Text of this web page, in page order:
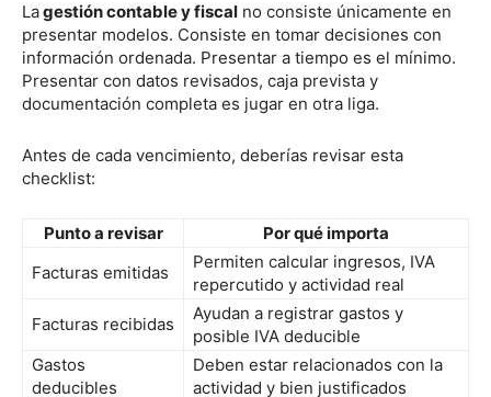
Lagestión contable y fiscal no consiste únicamente en
presentar modelos. Consiste en tomar decisiones con
información ordenada. Presentar a tiempo es el mínimo.
Presentar con datos revisados, caja prevista y
documentación completa es jugar en otra liga.
Antes de cada vencimiento, deberías revisar esta
checklist:
Punto a revisar
Por qué importa
Facturas emitidas
Permiten calcular ingresos, IVA
repercutido y actividad real
Facturas recibidas
Ayudan a registrar gastos y
posible IVA deducible
Gastos
deducibles
Deben estar relacionados con la
actividad y bien justificados